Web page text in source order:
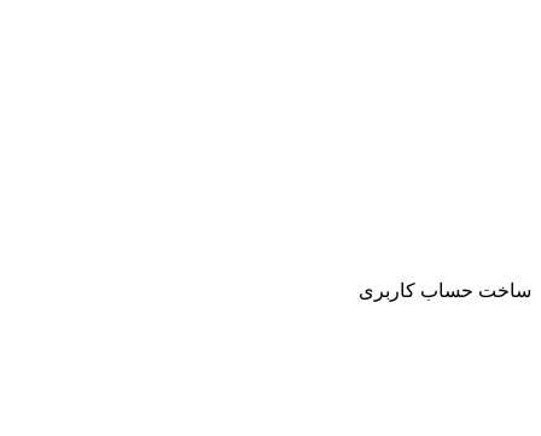
ساخت حساب کاربری